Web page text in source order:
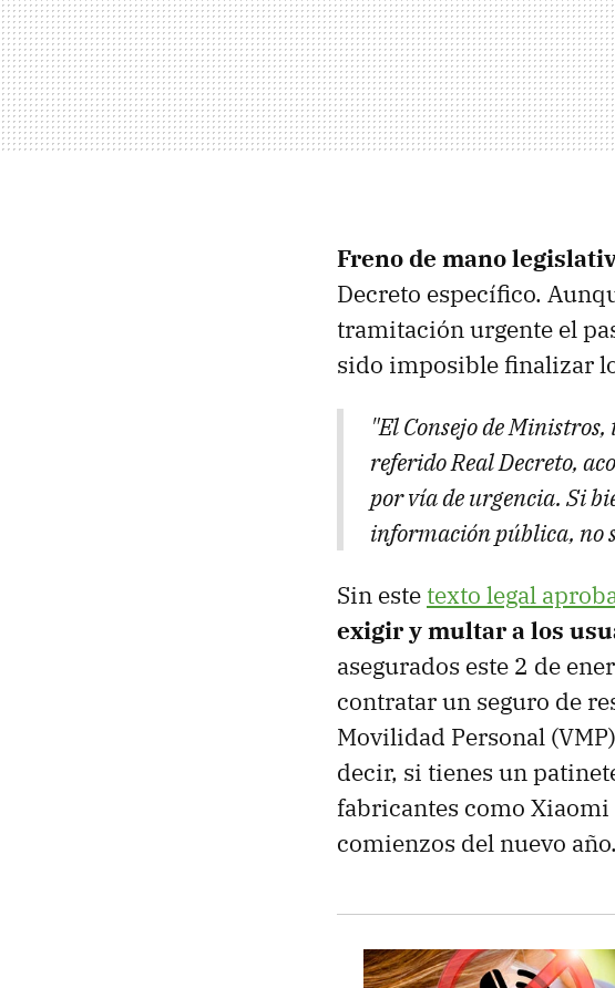
Freno de mano
Decreto específico.
tramitación urgente el
sido imposible finalizar
"El Consejo de
referido Real Decreto,
por vía de urgencia. Si
información pública, no
Sin este texto legal
exigir y multar a los
asegurados este 2 de
contratar un seguro de
Movilidad Personal
decir, si tienes un
fabricantes como
comienzos del nuevo año.